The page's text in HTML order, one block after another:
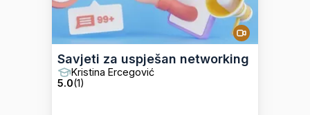
Savjeti za uspješan networking
Kristina Ercegović
5.0(1)